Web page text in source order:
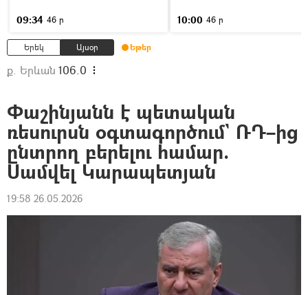
09:34 46 ր 10:00 46 ր
Երեկ Այսօր Եթեր
ք. Երևան 106.0
Փաշինյանն է պետական
ռեսուրսն օգտագործում` ՌԴ–ից
ընտրող բերելու համար.
Սամվել Կարապետյան
19:58 26.05.2026